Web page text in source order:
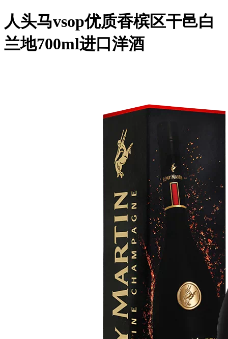
人头马vsop优质香槟区干邑白
兰地700ml进口洋酒